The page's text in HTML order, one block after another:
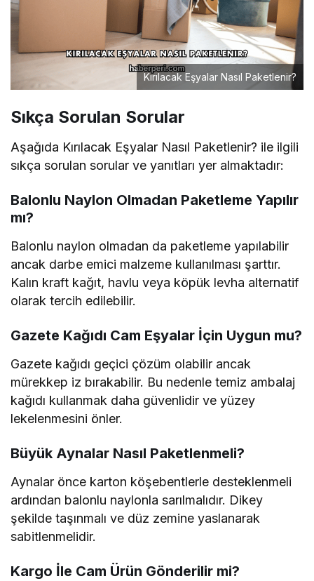
Kırılacak Eşyalar Nasıl Paketlenir?
Sıkça Sorulan Sorular
Aşağıda Kırılacak Eşyalar Nasıl Paketlenir? ile ilgili
sıkça sorulan sorular ve yanıtları yer almaktadır:
Balonlu Naylon Olmadan Paketleme Yapılır
mı?
Balonlu naylon olmadan da paketleme yapılabilir
ancak darbe emici malzeme kullanılması şarttır.
Kalın kraft kağıt, havlu veya köpük levha alternatif
olarak tercih edilebilir.
Gazete Kağıdı Cam Eşyalar İçin Uygun mu?
Gazete kağıdı geçici çözüm olabilir ancak
mürekkep iz bırakabilir. Bu nedenle temiz ambalaj
kağıdı kullanmak daha güvenlidir ve yüzey
lekelenmesini önler.
Büyük Aynalar Nasıl Paketlenmeli?
Aynalar önce karton köşebentlerle desteklenmeli
ardından balonlu naylonla sarılmalıdır. Dikey
şekilde taşınmalı ve düz zemine yaslanarak
sabitlenmelidir.
Kargo İle Cam Ürün Gönderilir mi?